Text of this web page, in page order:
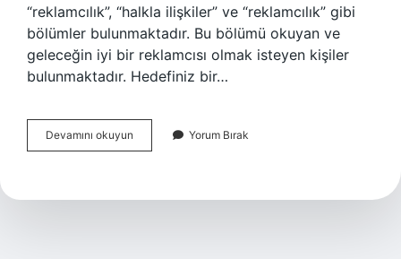
“reklamcılık”, “halkla ilişkiler” ve “reklamcılık” gibi
bölümler bulunmaktadır. Bu bölümü okuyan ve
geleceğin iyi bir reklamcısı olmak isteyen kişiler
bulunmaktadır. Hedefiniz bir…
Devamını okuyun Ajanslarda
Kimler
Yorum Bırak